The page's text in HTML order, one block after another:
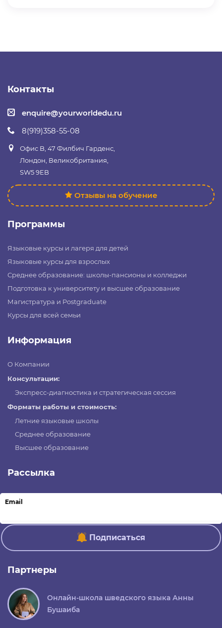
Контакты
enquire@yourworldedu.ru
8(919)358-55-08
Офис B, 47 Филбич Гарденс,
Лондон, Великобритания,
SW5 9EB
Отзывы на обучение
Программы
Языковые курсы и лагеря для детей
Языковые курсы для взрослых
Среднее образование: школы-пансионы и колледжи
Подготовка к университету и высшее образование
Магистратура и Postgraduate
Курсы для всей семьи
Информация
О Компании
Консультации:
Экспресс-диагностика и стратегическая сессия
Форматы работы и стоимость:
Летние языковые школы
Среднее образование
Высшее образование
Рассылка
Email
Подписаться
Партнеры
Онлайн-школа шведского языка Анны
Бушаиба